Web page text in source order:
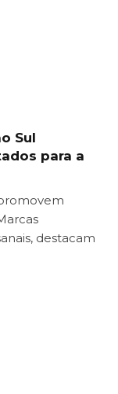
Sul
para a
destacam